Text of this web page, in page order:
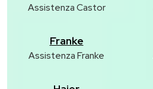
Assistenza Castor
Franke
Assistenza Franke